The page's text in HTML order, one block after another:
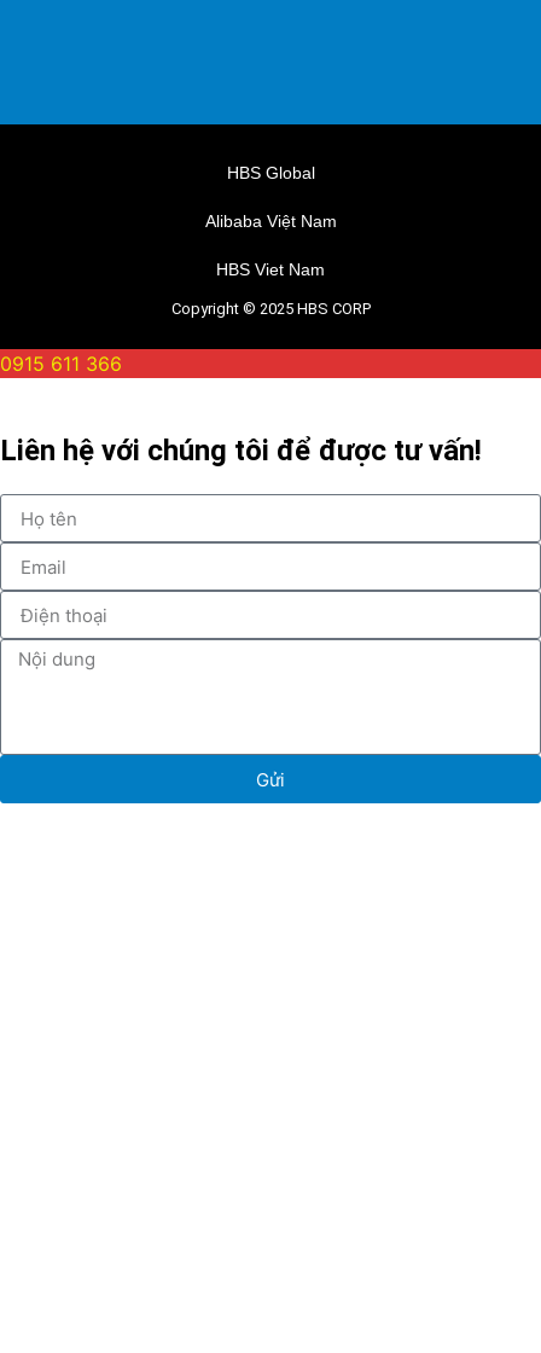
HBS Global
Alibaba Việt Nam
HBS Viet Nam
Copyright © 2025 HBS CORP
0915 611 366
Liên hệ với chúng tôi để được tư vấn!
Gửi